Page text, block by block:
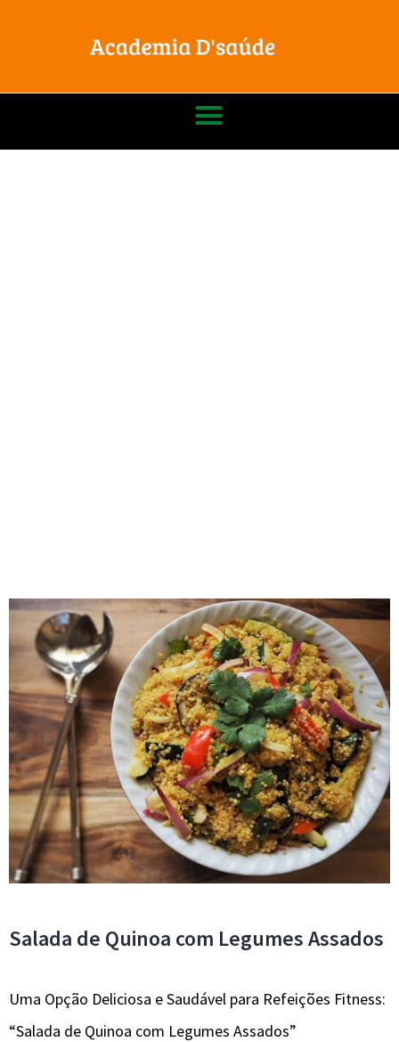
Salada de Quinoa com Legumes Assados
Uma Opção Deliciosa e Saudável para Refeições Fitness:
“Salada de Quinoa com Legumes Assados”